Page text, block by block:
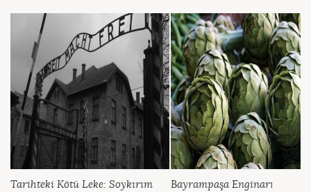
Tarihteki Kötü Leke: Soykırım
Bayrampaşa Enginarı